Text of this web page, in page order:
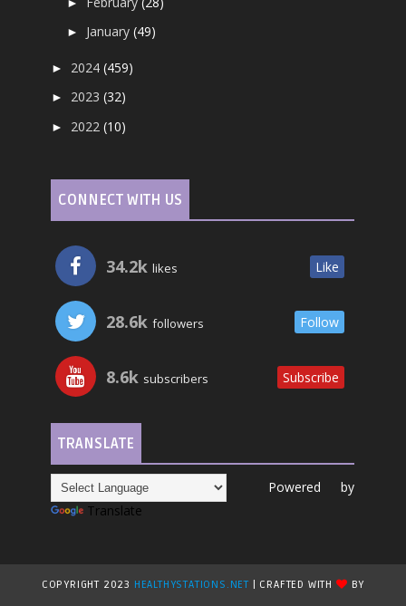
► January(49)
► 2024(459)
► 2023(32)
► 2022(10)
CONNECT WITH US
34.2k likes Like
28.6k followers Follow
8.6k subscribers Subscribe
TRANSLATE
Powered by
Translate
COPYRIGHT 2023 HEALTHYSTATIONS.NET | CRAFTED WITH
BY